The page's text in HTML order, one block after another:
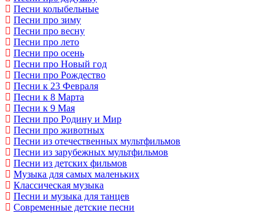
Песни колыбельные
Песни про зиму
Песни про весну
Песни про лето
Песни про осень
Песни про Новый год
Песни про Рождество
Песни к 23 Февраля
Песни к 8 Марта
Песни к 9 Мая
Песни про Родину и Мир
Песни про животных
Песни из отечественных мультфильмов
Песни из зарубежных мультфильмов
Песни из детских фильмов
Музыка для самых маленьких
Классическая музыка
Песни и музыка для танцев
Современные детские песни